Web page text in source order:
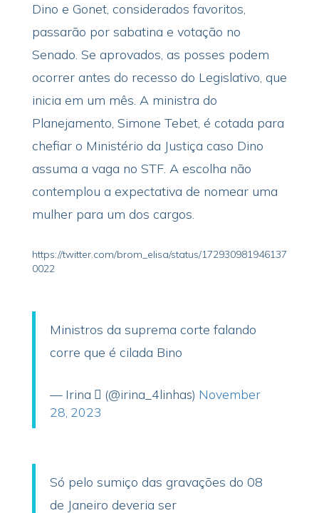
Dino e Gonet, considerados favoritos,
passarão por sabatina e votação no
Senado. Se aprovados, as posses podem
ocorrer antes do recesso do Legislativo, que
inicia em um mês. A ministra do
Planejamento, Simone Tebet, é cotada para
chefiar o Ministério da Justiça caso Dino
assuma a vaga no STF. A escolha não
contemplou a expectativa de nomear uma
mulher para um dos cargos.
https://twitter.com/brom_elisa/status/172930981946137
0022
Ministros da suprema corte falando
corre que é cilada Bino
— Irina  (@irina_4linhas) November
28, 2023
Só pelo sumiço das gravações do 08
de Janeiro deveria ser